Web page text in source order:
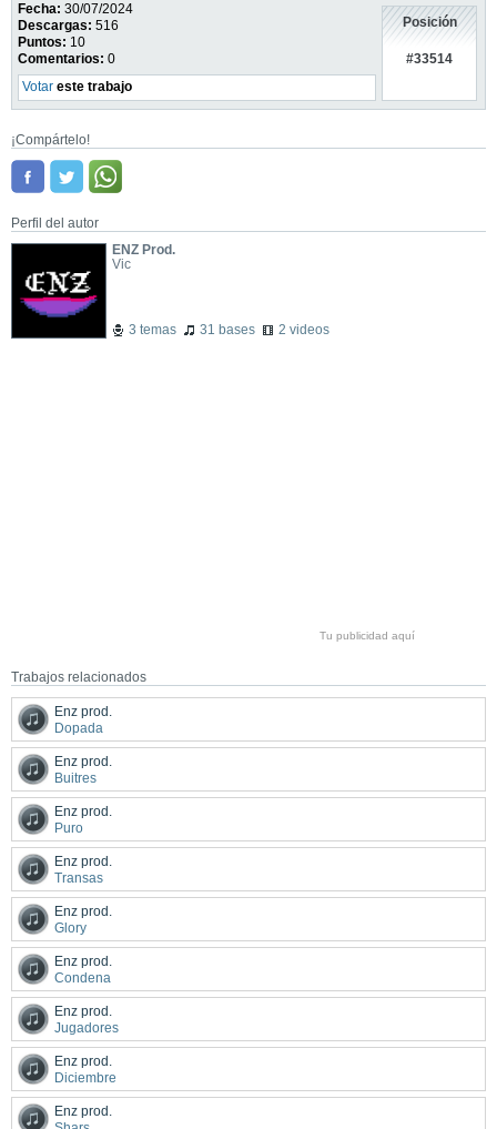
Fecha: 30/07/2024
Descargas: 516
Puntos: 10
Comentarios: 0
Votar este trabajo
Posición
#33514
¡Compártelo!
Perfil del autor
ENZ Prod.
Vic
3 temas 31 bases 2 videos
Tu publicidad aquí
Trabajos relacionados
Enz prod.
Dopada
Enz prod.
Buitres
Enz prod.
Puro
Enz prod.
Transas
Enz prod.
Glory
Enz prod.
Condena
Enz prod.
Jugadores
Enz prod.
Diciembre
Enz prod.